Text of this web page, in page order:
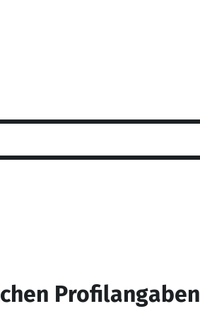
Profilangaben